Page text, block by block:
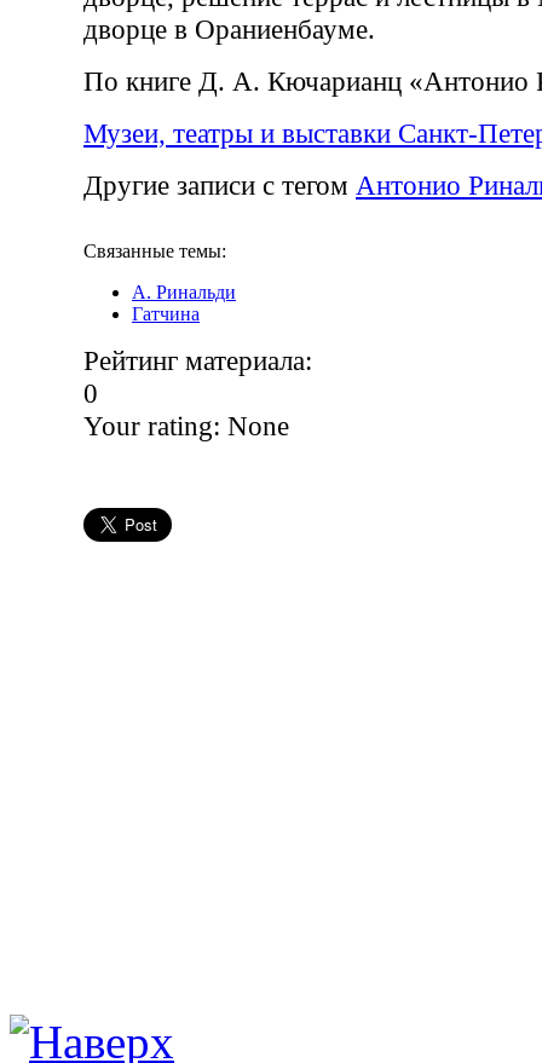
дворце в Ораниенбауме.
По книге Д. А. Кючарианц «Антонио
Музеи, театры и выставки Санкт-
Другие записи с тегом Антонио
Связанные темы:
А. Ринальди
Гатчина
Рейтинг материала:
0
Your rating: None